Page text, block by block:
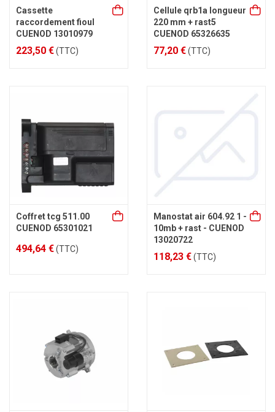
Cassette
raccordement fioul
CUENOD 13010979
223,50 €(TTC)
Cellule qrb1a longueur
220 mm + rast5
CUENOD 65326635
77,20 €(TTC)
Coffret tcg 511.00
CUENOD 65301021
494,64 €(TTC)
Manostat air 604.92 1 -
10mb + rast - CUENOD
13020722
118,23 €(TTC)